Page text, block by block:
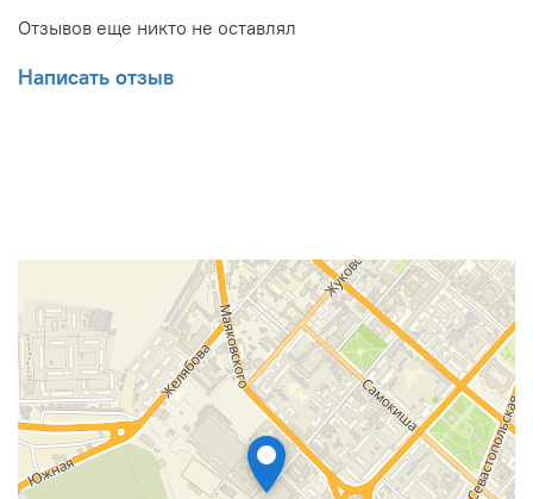
Отзывов еще никто не оставлял
Написать отзыв